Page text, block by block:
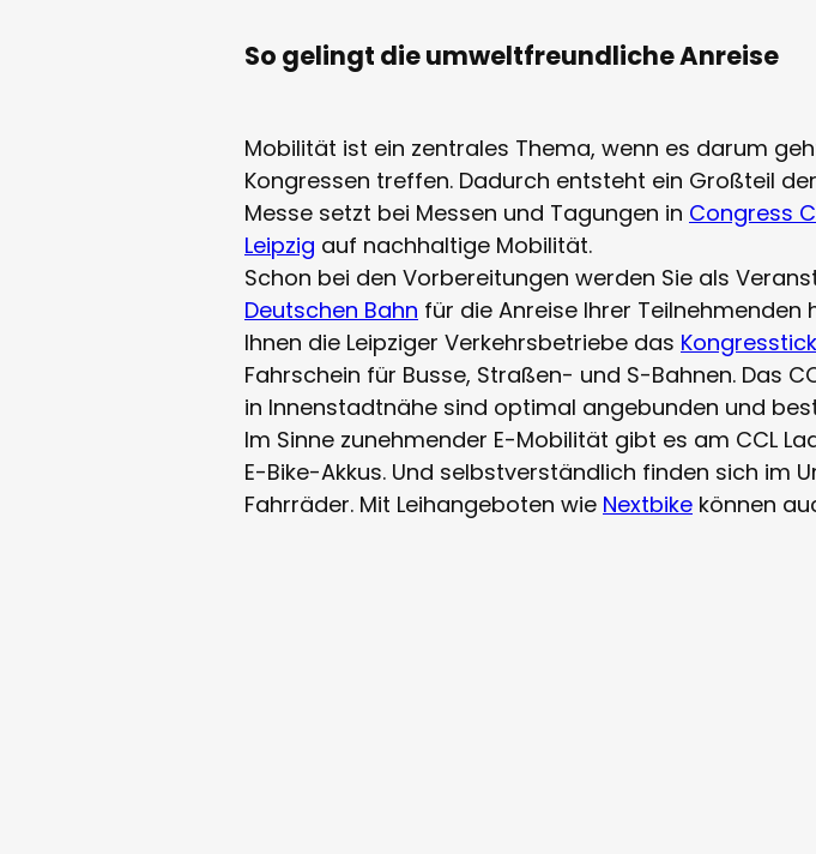
So gelingt die umweltfreundliche Anreise
Mobilität ist ein zentrales Thema, wenn es darum
Kongressen treffen. Dadurch entsteht ein Großteil
Messe setzt bei Messen und Tagungen in Congress
Leipzig auf nachhaltige Mobilität.
Schon bei den Vorbereitungen werden Sie als
Deutschen Bahn für die Anreise Ihrer Teilnehmenden
Ihnen die Leipziger Verkehrsbetriebe das
Fahrschein für Busse, Straßen- und S-Bahnen. Das
in Innenstadtnähe sind optimal angebunden und
Im Sinne zunehmender E-Mobilität gibt es am CCL
E-Bike-Akkus. Und selbstverständlich finden sich im
Fahrräder. Mit Leihangeboten wie Nextbike können